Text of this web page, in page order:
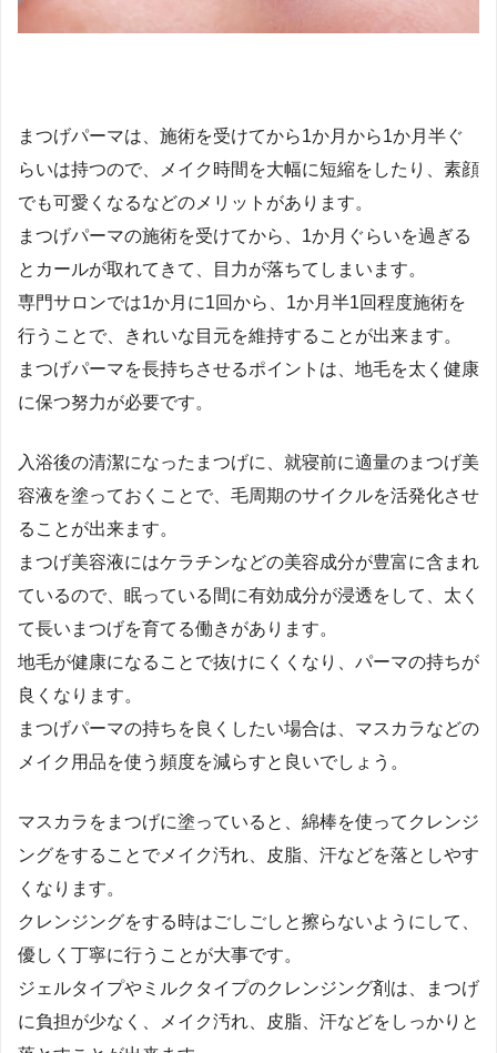
まつげパーマは、施術を受けてから1か月から1か月半ぐ
らいは持つので、メイク時間を大幅に短縮をしたり、素顔
でも可愛くなるなどのメリットがあります。
まつげパーマの施術を受けてから、1か月ぐらいを過ぎる
とカールが取れてきて、目力が落ちてしまいます。
専門サロンでは1か月に1回から、1か月半1回程度施術を
行うことで、きれいな目元を維持することが出来ます。
まつげパーマを長持ちさせるポイントは、地毛を太く健康
に保つ努力が必要です。
入浴後の清潔になったまつげに、就寝前に適量のまつげ美
容液を塗っておくことで、毛周期のサイクルを活発化させ
ることが出来ます。
まつげ美容液にはケラチンなどの美容成分が豊富に含まれ
ているので、眠っている間に有効成分が浸透をして、太く
て長いまつげを育てる働きがあります。
地毛が健康になることで抜けにくくなり、パーマの持ちが
良くなります。
まつげパーマの持ちを良くしたい場合は、マスカラなどの
メイク用品を使う頻度を減らすと良いでしょう。
マスカラをまつげに塗っていると、綿棒を使ってクレンジ
ングをすることでメイク汚れ、皮脂、汗などを落としやす
くなります。
クレンジングをする時はごしごしと擦らないようにして、
優しく丁寧に行うことが大事です。
ジェルタイプやミルクタイプのクレンジング剤は、まつげ
に負担が少なく、メイク汚れ、皮脂、汗などをしっかりと